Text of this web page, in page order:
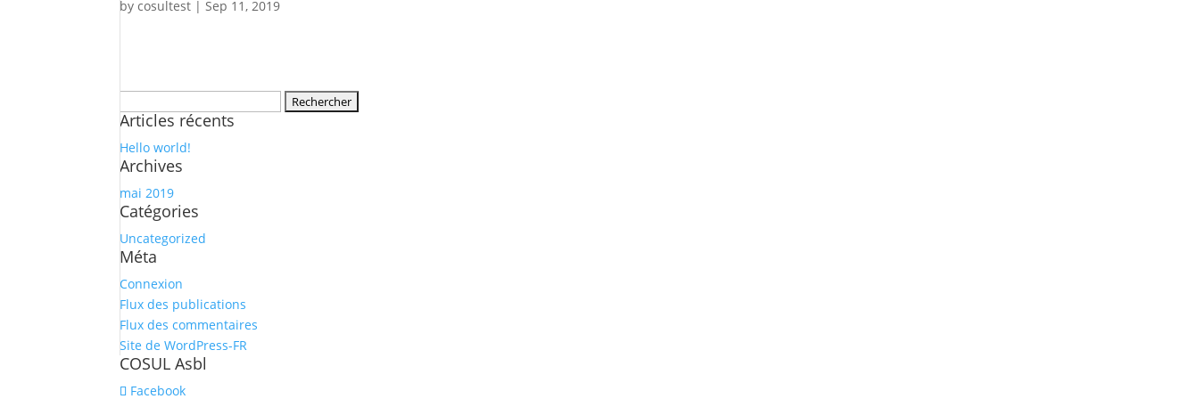
bycosultest |Sep 11, 2019
Articles récents
Hello world!
Archives
mai 2019
Catégories
Uncategorized
Méta
Connexion
Flux des publications
Flux des commentaires
Site de WordPress-FR
COSUL Asbl
Facebook